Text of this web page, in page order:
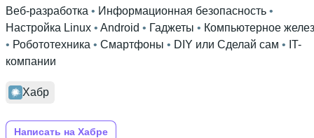
Веб-разработка • Информационная безопасность
Настройка Linux • Android • Гаджеты • Компьютерное
• Робототехника • Смартфоны • DIY или Сделай сам • IT-
компании
Хабр
Написать на Хабре